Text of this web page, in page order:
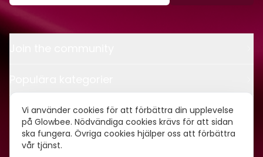
Vi använder cookies för att förbättra din upplevelse
på Glowbee. Nödvändiga cookies krävs för att sidan
ska fungera. Övriga cookies hjälper oss att förbättra
vår tjänst.
Kontakt
Om oss